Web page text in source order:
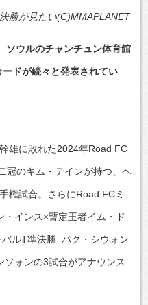
勝が見たい(C)MMAPLANET
ソウルのチャンチュン体育館
ドが続々と発表されてい
雄に敗れた2024年Road FC
冠のキム・テインが持つ、ヘ
権試合。さらにRoad FCミ
・インス×暫定王者イム・ド
ルT準決勝=パク・シウォン
ォンの3試合がアナウンス